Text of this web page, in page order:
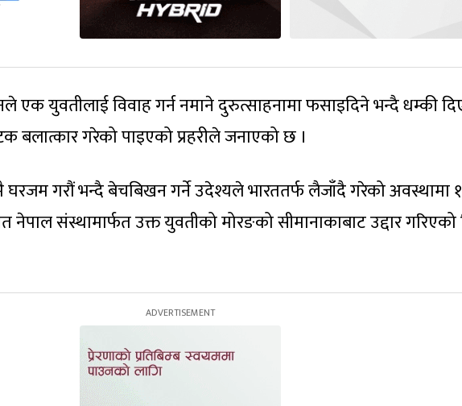
एक युवतीलाई विवाह गर्न नमाने दुरुत्साहनामा फसाइदिने भन्दै धम्की
बलात्कार गरेको पाइएको प्रहरीले जनाएको छ ।
घरजम गरौं भन्दै बेचबिखन गर्ने उदेश्यले भारततर्फ लैजाँदै गरेको अवस्थामा
नेपाल संस्थामार्फत उक्त युवतीको मोरङको सीमानाकाबाट उद्दार गरिएको